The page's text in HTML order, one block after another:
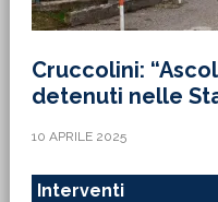
Cruccolini:
detenuti nelle
10 APRILE 2025
Interventi